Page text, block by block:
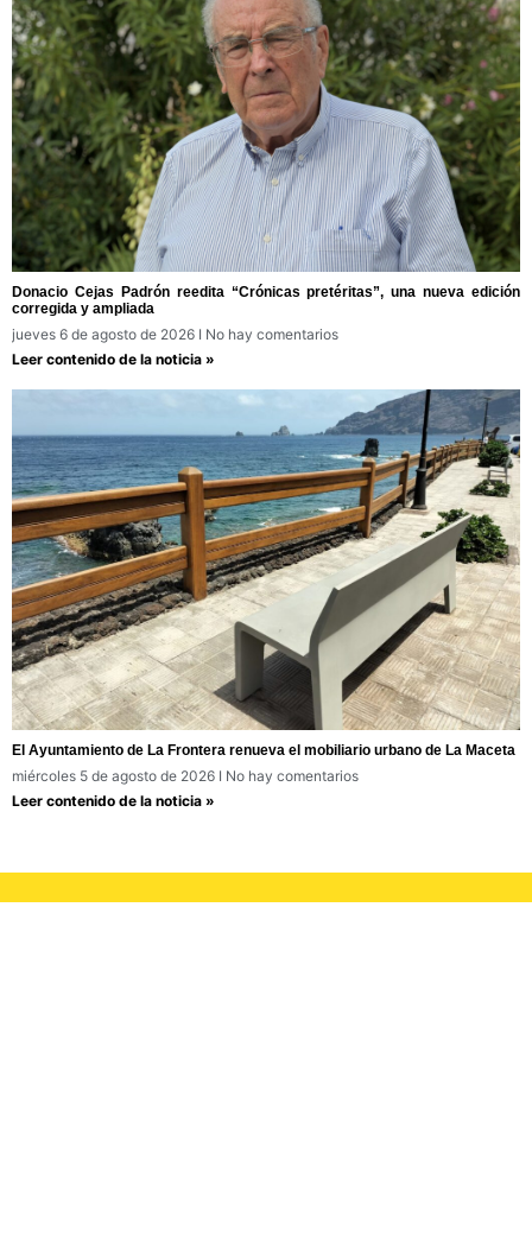
Donacio Cejas Padrón reedita “Crónicas pretéritas”, una nueva edición
corregida y ampliada
jueves 6 de agosto de 2026
No hay comentarios
Leer contenido de la noticia »
El Ayuntamiento de La Frontera renueva el mobiliario urbano de La Maceta
miércoles 5 de agosto de 2026
No hay comentarios
Leer contenido de la noticia »